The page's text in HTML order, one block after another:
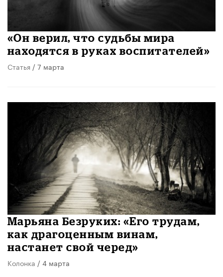
«Он верил, что судьбы мира
находятся в руках воспитателей»
Статья / 7 марта
Марьяна Безруких: «Его трудам,
как драгоценным винам,
настанет свой черед»
Колонка / 4 марта